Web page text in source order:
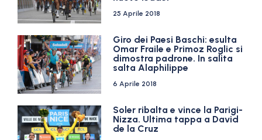
25 Aprile 2018
Giro dei Paesi Baschi: esulta
Omar Fraile e Primoz Roglic si
dimostra padrone. In salita
salta Alaphilippe
6 Aprile 2018
Soler ribalta e vince la Parigi-
Nizza. Ultima tappa a David
de la Cruz